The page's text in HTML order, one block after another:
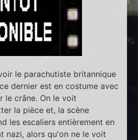
le parachutiste britannique
dernier est en costume avec
le crâne. On le voit
la pièce et, la scène
les escaliers entièrement en
nazi, alors qu'on ne le voit